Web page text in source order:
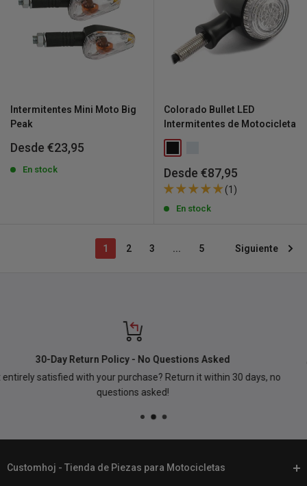
Intermitentes Mini Moto Big
Peak
Precio
venta
Desde €23,95
En stock
Colorado Bullet LED
Intermitentes de Motocicleta
Precio
de
venta
Desde €87,95
(1)
En stock
1 2 3 ... 5 Siguiente
¿Necesita ayuda? Hable con nuestro servicio de asistencia
Phone:+46 (0) 920 224 878
Email:support@customhoj.com
Customhoj - Tienda de Piezas para Motocicletas